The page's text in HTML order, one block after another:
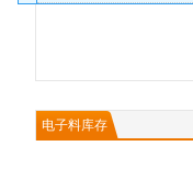
深圳京玺跃科技有限
电子料库存